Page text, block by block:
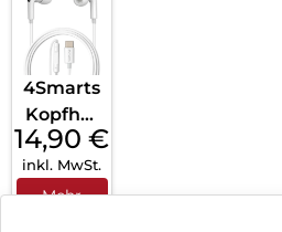
4Smarts
Kopfhör
er
Melody
Digital
14,90 €
inkl. MwSt.
Mehr